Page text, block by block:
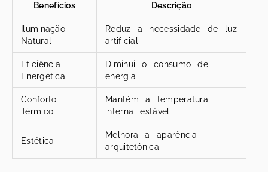
Benefícios Descrição
Iluminação
Natural
Reduz a necessidade de luz
artificial
Eficiência
Energética
Diminui o consumo de
energia
Conforto
Térmico
Mantém a temperatura
interna estável
Estética
Melhora a aparência
arquitetônica